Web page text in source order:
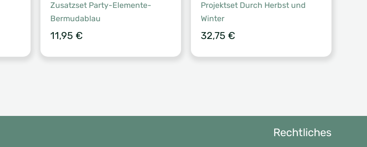
Zusatzset Party-Elemente-
Bermudablau
11,95 €
Projektset Durch Herbst und
Winter
32,75 €
Rechtliches